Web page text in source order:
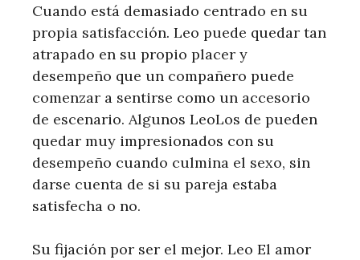
Cuando está demasiado centrado en su
propia satisfacción. Leo puede quedar tan
atrapado en su propio placer y
desempeño que un compañero puede
comenzar a sentirse como un accesorio
de escenario. Algunos LeoLos de pueden
quedar muy impresionados con su
desempeño cuando culmina el sexo, sin
darse cuenta de si su pareja estaba
satisfecha o no.
Su fijación por ser el mejor. Leo El amor